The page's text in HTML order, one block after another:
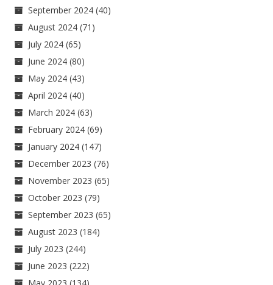
September 2024 (40)
August 2024 (71)
July 2024 (65)
June 2024 (80)
May 2024 (43)
April 2024 (40)
March 2024 (63)
February 2024 (69)
January 2024 (147)
December 2023 (76)
November 2023 (65)
October 2023 (79)
September 2023 (65)
August 2023 (184)
July 2023 (244)
June 2023 (222)